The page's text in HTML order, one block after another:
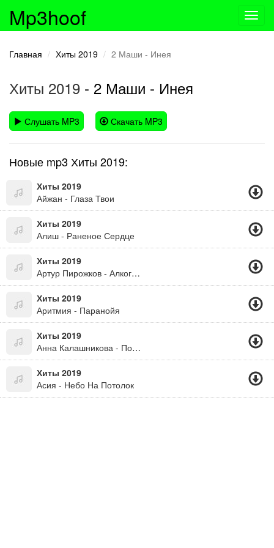
Mp3hoof
Главная Хиты 2019 2 Маши - Инея
Хиты 2019 - 2 Маши - Инея
Слушать MP3 Скачать MP3
Новые mp3 Хиты 2019:
Хиты 2019
Айжан - Глаза Твои
Хиты 2019
Алиш - Раненое Сердце
Хиты 2019
Артур Пирожков - Алкоголичка
Хиты 2019
Аритмия - Паранойя
Хиты 2019
Анна Калашникова - По Любви
Хиты 2019
Асия - Небо На Потолок